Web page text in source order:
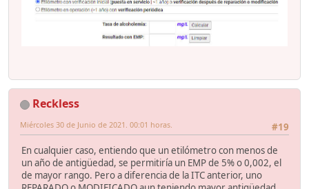
Reckless
#19
Miércoles 30 de Junio de 2021. 00:01 horas.
En cualquier caso, entiendo que un etilómetro con menos de
un año de antigüedad, se permitiría un EMP de 5% o 0,002, el
de mayor rango. Pero a diferencia de la ITC anterior, uno